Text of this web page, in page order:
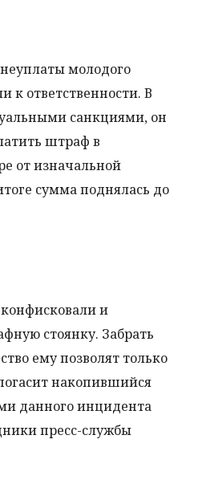
молодого
к ответственности. В
санкциями, он
штраф в
от изначальной
сумма поднялась до
и
стоянку. Забрать
ему позволят только
накопившийся
данного инцидента
пресс-службы